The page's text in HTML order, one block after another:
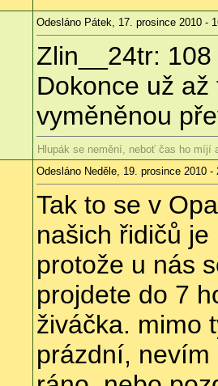
Odesláno Pátek, 17. prosince 2010 -
Zlin__24tr:
Dokonce už
vyměněnou
Hlupák se nemění, neboť čas ho míjí
Odesláno Neděle, 19. prosince 2010 -
Tak to se v
našich řidičů
protože u nás
projdete do 7
živáčka. mimo
prázdní,